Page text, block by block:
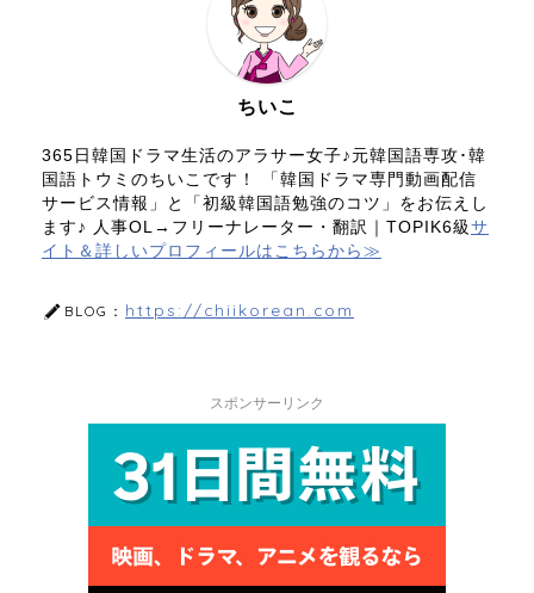
ちいこ
365日韓国ドラマ生活のアラサー女子♪元韓国語専攻･韓
国語トウミのちいこです！ 「韓国ドラマ専門動画配信
サービス情報」と「初級韓国語勉強のコツ」をお伝えし
ます♪ 人事OL→フリーナレーター・翻訳｜TOPIK6級 サ
イト＆詳しいプロフィールはこちらから≫
BLOG： https://chiikorean.com
スポンサーリンク